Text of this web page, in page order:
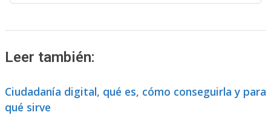
Leer también:
Ciudadanía digital, qué es, cómo conseguirla y para
qué sirve